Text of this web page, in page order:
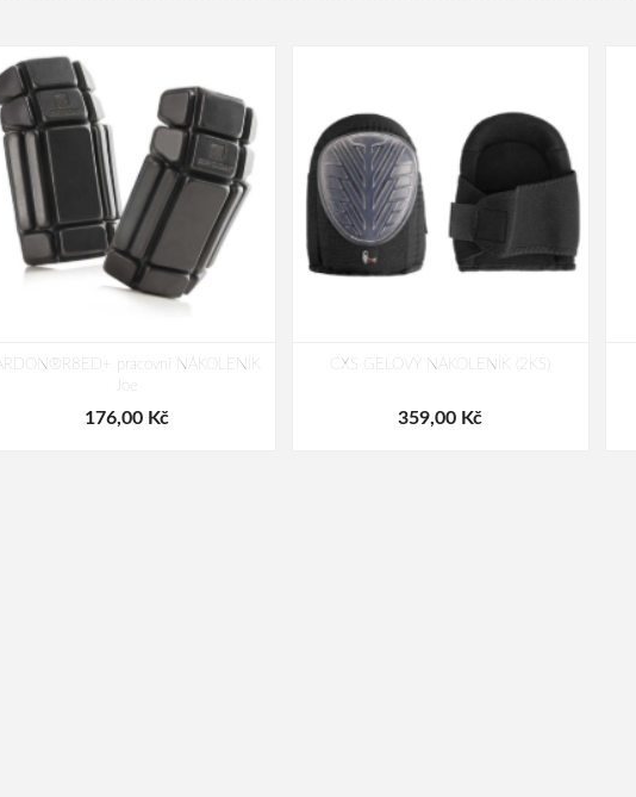
ARDON®R8ED+ pracovní NÁKOLENÍK
Joe
176,00 Kč
CXS GELOVÝ NÁKOLENÍK (2KS)
359,00 Kč